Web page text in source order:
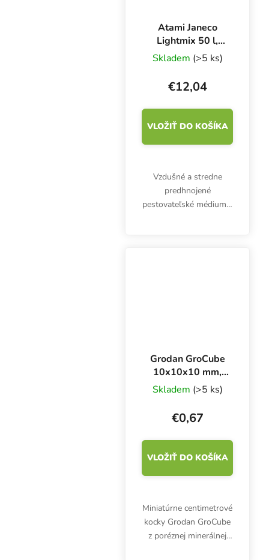
Atami Janeco
Lightmix 50 l,
pestovateľské
médium
Skladem (>5 ks)
€12,04
VLOŽIŤ DO KOŠÍKA
Vzdušné a stredne
predhnojené
pestovateľské médium s
Grodan GroCube
10x10x10 mm,
kocky z kamennej
vlny, 1 liter
Skladem (>5 ks)
€0,67
VLOŽIŤ DO KOŠÍKA
Miniatúrne centimetrové
kocky Grodan GroCube
z poréznej minerálnej